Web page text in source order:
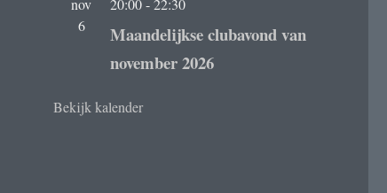
nov
6
20:00-22:30
Maandelijkse clubavond van
november 2026
Bekijk kalender